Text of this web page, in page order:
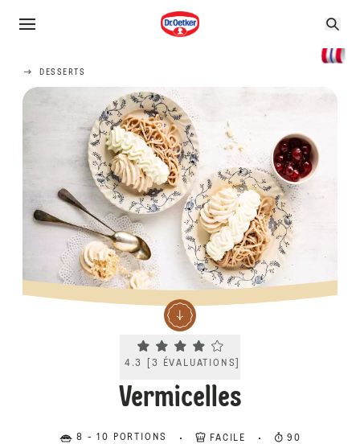
DESSERTS
Current rating 4.3. Click to rate.
4.3 3 ÉVALUATIONS
Vermicelles
8 - 10 PORTIONS FACILE 90